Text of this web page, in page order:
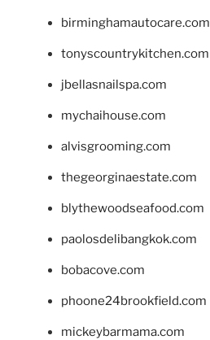
birminghamautocare.com
tonyscountrykitchen.com
jbellasnailspa.com
mychaihouse.com
alvisgrooming.com
thegeorginaestate.com
blythewoodseafood.com
paolosdelibangkok.com
bobacove.com
phoone24brookfield.com
mickeybarmama.com